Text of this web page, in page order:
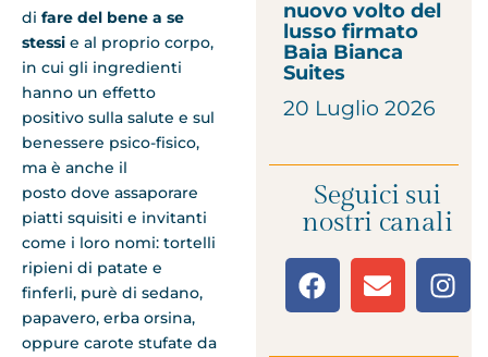
di fare del bene a se
stessi e al proprio corpo,
in cui gli ingredienti
hanno un effetto
positivo sulla salute e sul
benessere psico-fisico,
ma è anche il
posto dove assaporare
piatti squisiti e invitanti
come i loro nomi: tortelli
ripieni di patate e
finferli, purè di sedano,
papavero, erba orsina,
oppure carote stufate da
nuovo volto del
lusso firmato
Baia Bianca
Suites
20 Luglio 2026
Seguici sui
nostri canali